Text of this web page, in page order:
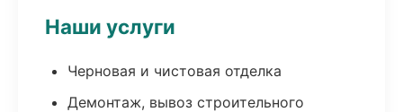
Наши услуги
Черновая и чистовая отделка
Демонтаж, вывоз строительного